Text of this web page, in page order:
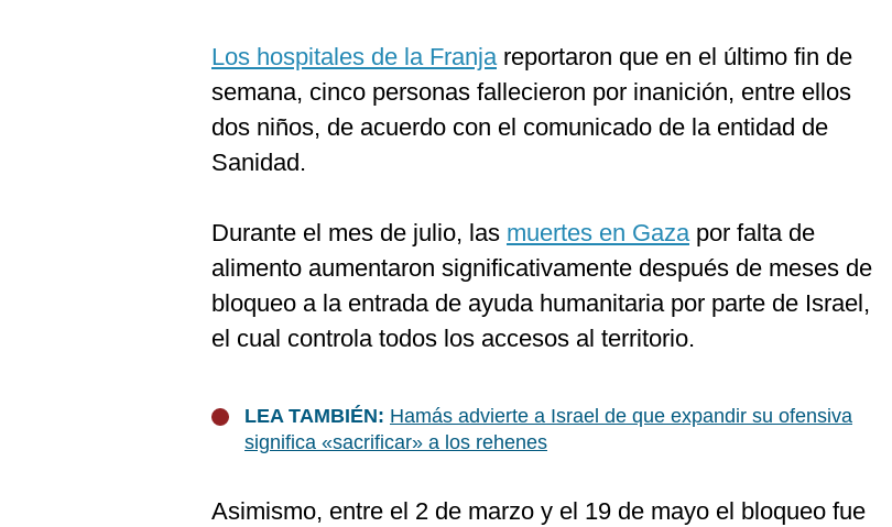
Los hospitales de la Franjareportaron que en el último fin de
semana, cinco personas fallecieron por inanición, entre ellos
dos niños, de acuerdo con el comunicado de la entidad de
Sanidad.
Durante el mes de julio, las muertes en Gazapor falta de
alimento aumentaron significativamente después de meses de
bloqueo a la entrada de ayuda humanitaria por parte de Israel,
el cual controla todos los accesos al territorio.
LEA TAMBIÉN: Hamás advierte a Israel de que expandir su ofensiva
significa «sacrificar» a los rehenes
Asimismo, entre el 2 de marzo y el 19 de mayo el bloqueo fue